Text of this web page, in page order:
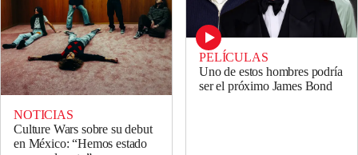
NOTICIAS
Culture Wars sobre su debut
en México: “Hemos estado
PELÍCULAS
Uno de estos hombres podría
ser el próximo James Bond